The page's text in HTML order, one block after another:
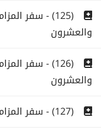
(125) - سفر
والعشرون
(126) - سفر
والعشرون
(127) - سفر المزامير الاصحاح المئة والسابع والعشرون